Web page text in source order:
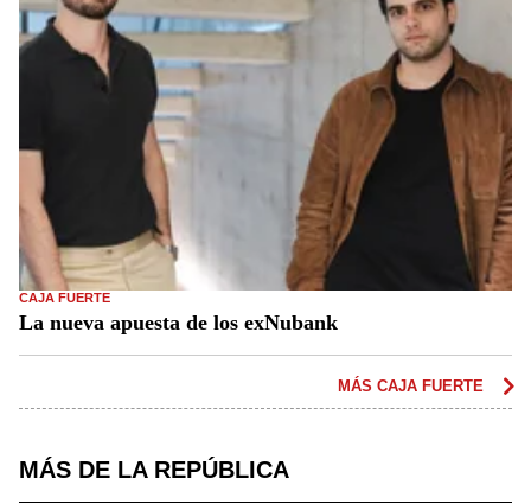
CAJA FUERTE
La nueva apuesta de los exNubank
MÁS CAJA FUERTE
MÁS DE LA REPÚBLICA